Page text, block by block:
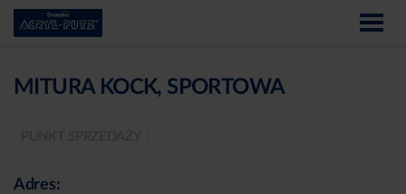
MITURA KOCK, SPORTOWA
Adres: